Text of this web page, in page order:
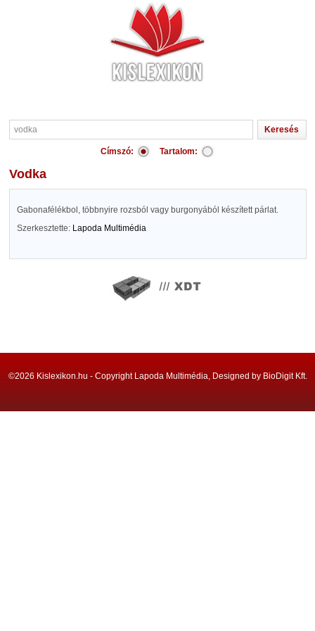
Címszó: Tartalom:
vodka
Gabonafélékbol, többnyire rozsból vagy burgonyából készített párlat.
Szerkesztette: Lapoda Multimédia
©2026 Kislexikon.hu - Copyright Lapoda Multimédia, Designed by BioDigit Kft.